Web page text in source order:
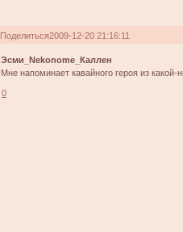
Поделиться2009-12-20 21:16:11
Эсми_Nekonome_Каллен
Мне напоминает кавайного героя из какой-
0